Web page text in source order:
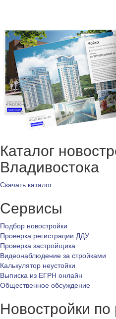
Каталог
Владивостока
Скачать каталог
Сервисы
Подбор новостройки
Проверка регистрации ДДУ
Проверка застройщика
Видеонаблюдение за стройками
Калькулятор неустойки
Выписка из ЕГРН онлайн
Общественное обсуждение
Новостройки